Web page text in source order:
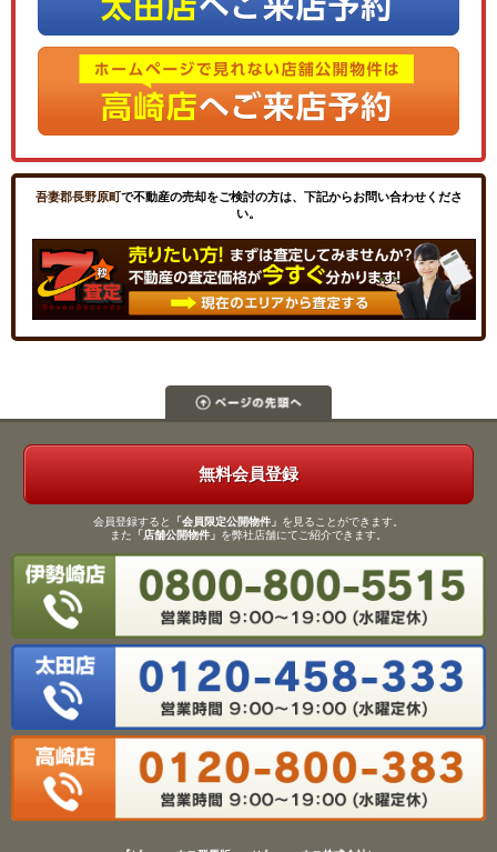
吾妻郡長野原町で不動産の売却をご検討の方は、下記からお問い合わせくださ
い。
無料会員登録
会員登録すると 「会員限定公開物件」 を見ることができます。
また 「店舗公開物件」 を弊社店舗にてご紹介できます。